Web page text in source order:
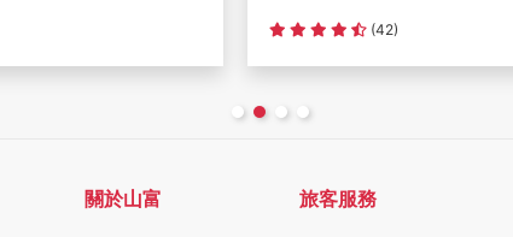
關於山富 旅客服務